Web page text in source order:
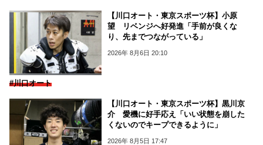
【川口オート・東京スポーツ杯】小原
望 リベンジへ好発進「手前が良くな
り、先までつながっている」
2026年 8月6日 20:10
#川口オート
【川口オート・東京スポーツ杯】黒川京
介 愛機に好手応え「いい状態を崩した
くないのでキープできるように」
2026年 8月5日 17:47